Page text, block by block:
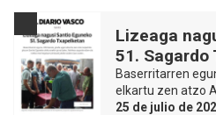
Lizeaga
51. Sagardo
Baserritarren
elkartu zen atzo
25 de julio de